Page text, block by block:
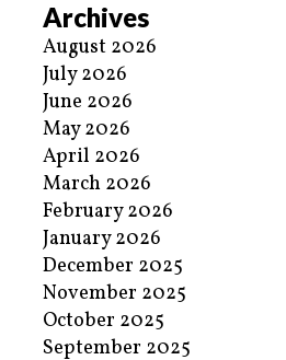
Archives
August 2026
July 2026
June 2026
May 2026
April 2026
March 2026
February 2026
January 2026
December 2025
November 2025
October 2025
September 2025